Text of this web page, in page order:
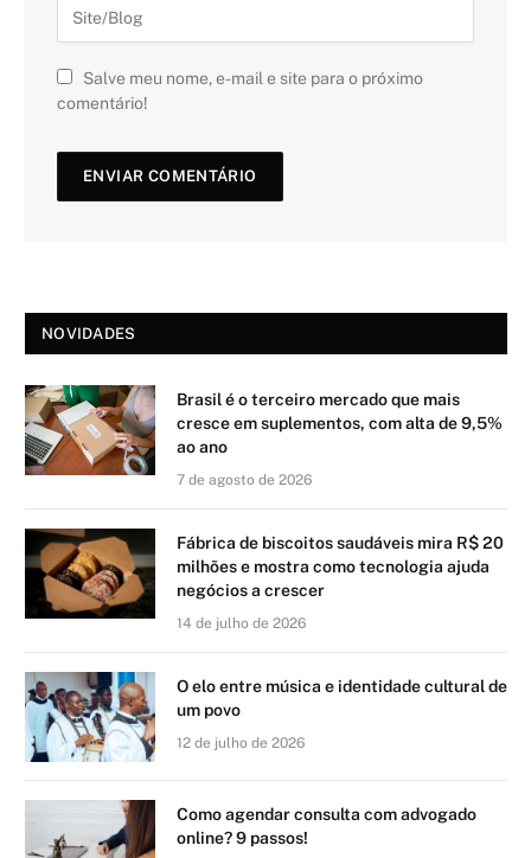
Salve meu nome, e-mail e site para o próximo
comentário!
NOVIDADES
Brasil é o terceiro mercado que mais
cresce em suplementos, com alta de 9,5%
ao ano
7 de agosto de 2026
Fábrica de biscoitos saudáveis mira R$ 20
milhões e mostra como tecnologia ajuda
negócios a crescer
14 de julho de 2026
O elo entre música e identidade cultural de
um povo
12 de julho de 2026
Como agendar consulta com advogado
online? 9 passos!